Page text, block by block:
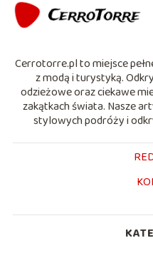
Cerrotorre.pl to miejsce
z modą i turystyką.
odzieżowe oraz ciekawe
zakątkach świata. Nasze
stylowych podróży i